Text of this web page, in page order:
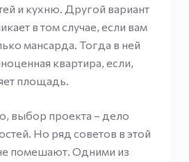
и кухню. Другой вариант
в том случае, если вам
мансарда. Тогда в ней
квартира, если,
площадь.
выбор проекта – дело
Но ряд советов в этой
помешают. Одними из